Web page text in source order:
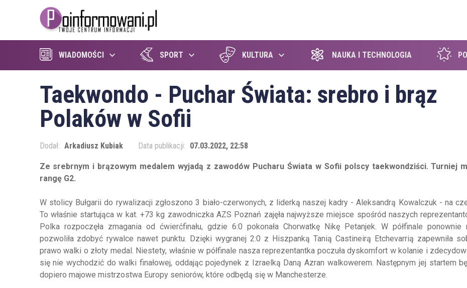
WIADOMOŚCI SPORT KULTURA NAUKA I TECHNOLOGIA
Taekwondo - Puchar Świata: srebro i brąz
Polaków w Sofii
Dodał: Arkadiusz Kubiak Data publikacji: 07.03.2022, 22:58
Ze srebrnym i brązowym medalem wyjadą z zawodów Pucharu Świata w Sofii polscy taekwondziści. Turniej
rangę G2.
W stolicy Bułgarii do rywalizacji zgłoszono 3 biało-czerwonych, z liderką naszej kadry - Aleksandrą Kowalczuk - na
To właśnie startująca w kat. +73 kg zawodniczka AZS Poznań zajęła najwyższe miejsce spośród naszych
Polka rozpoczęła zmagania od ćwierćfinału, gdzie 6:0 pokonała Chorwatkę Nikę Petanjek. W półfinale ponownie
pozwoliła zdobyć rywalce nawet punktu. Dzięki wygranej 2:0 z Hiszpanką Tanią Castineirą Etchevarrią zapewniła
prawo walki o złoty medal. Niestety, właśnie w półfinale nasza reprezentantka poczuła dyskomfort w kolanie i
się nie wychodzić do walki finałowej, oddając pojedynek z Izraelką Daną Azran walkowerem. Następnym jej startem
dopiero majowe mistrzostwa Europy seniorów, które odbędą się w Manchesterze.